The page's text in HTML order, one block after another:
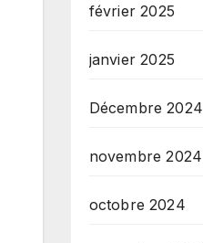
février 2025
janvier 2025
Décembre 2024
novembre 2024
octobre 2024